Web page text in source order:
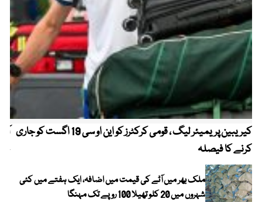
کیریبین پریمیئر لیگ ، قومی کرکٹرز کو این او سی 19 اگست کو جاری
کرنے کا فیصلہ
ملک بھر میں آٹے کی قیمت میں اضافہ، ایک ہفتے میں کئی
شہروں میں 20 کلو تھیلا 100 روپے تک مہنگا